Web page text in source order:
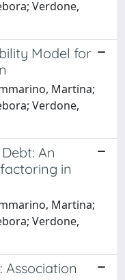
Verdone,
Model for
Martina;
Verdone,
An
in
Martina;
Verdone,
Association